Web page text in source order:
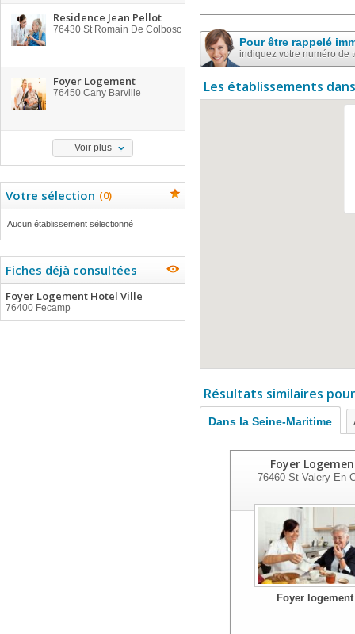
Residence Jean Pellot
76430 St Romain De Colbosc
Foyer Logement
76450 Cany Barville
Voir plus
Votre sélection (0)
Aucun établissement sélectionné
Fiches déjà consultées
Foyer Logement Hotel Ville
76400 Fecamp
Pour être rappelé
indiquez votre numéro de
Les établissements
Résultats similaires
Dans la Seine-Maritime
Foyer
76460St Valery En
Foyer logement